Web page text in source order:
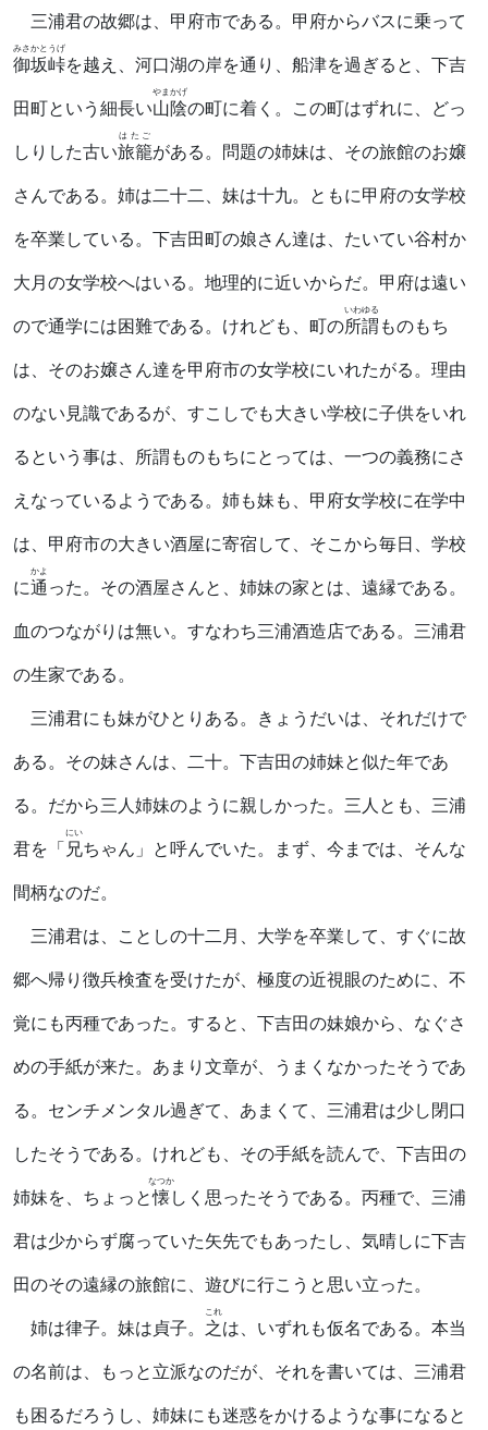
三浦君の故郷は、甲府市である。甲府からバスに乗って
御坂峠
みさかとうげ
を越え、河口湖の岸を通り、船津を過ぎると、下吉
田町という細長い山陰
やまかげ
の町に着く。この町はずれに、どっ
しりした古い旅籠
はたご
がある。問題の姉妹は、その旅館のお嬢
さんである。姉は二十二、妹は十九。ともに甲府の女学校
を卒業している。下吉田町の娘さん達は、たいてい谷村か
大月の女学校へはいる。地理的に近いからだ。甲府は遠い
ので通学には困難である。けれども、町の所謂
いわゆる
ものもち
は、そのお嬢さん達を甲府市の女学校にいれたがる。理由
のない見識であるが、すこしでも大きい学校に子供をいれ
るという事は、所謂ものもちにとっては、一つの義務にさ
えなっているようである。姉も妹も、甲府女学校に在学中
は、甲府市の大きい酒屋に寄宿して、そこから毎日、学校
に通
かよ
った。その酒屋さんと、姉妹の家とは、遠縁である。
血のつながりは無い。すなわち三浦酒造店である。三浦君
の生家である。
三浦君にも妹がひとりある。きょうだいは、それだけで
ある。その妹さんは、二十。下吉田の姉妹と似た年であ
る。だから三人姉妹のように親しかった。三人とも、三浦
君を「 兄
にい
ちゃん」と呼んでいた。まず、今までは、そんな
間柄なのだ。
三浦君は、ことしの十二月、大学を卒業して、すぐに故
郷へ帰り徴兵検査を受けたが、極度の近視眼のために、不
覚にも丙種であった。すると、下吉田の妹娘から、なぐさ
めの手紙が来た。あまり文章が、うまくなかったそうであ
る。センチメンタル過ぎて、あまくて、三浦君は少し閉口
したそうである。けれども、その手紙を読んで、下吉田の
姉妹を、ちょっと懐
なつか
しく思ったそうである。丙種で、三浦
君は少からず腐っていた矢先でもあったし、気晴しに下吉
田のその遠縁の旅館に、遊びに行こうと思い立った。
姉は律子。妹は貞子。 之
これ
は、いずれも仮名である。本当
の名前は、もっと立派なのだが、それを書いては、三浦君
も困るだろうし、姉妹にも迷惑をかけるような事になると